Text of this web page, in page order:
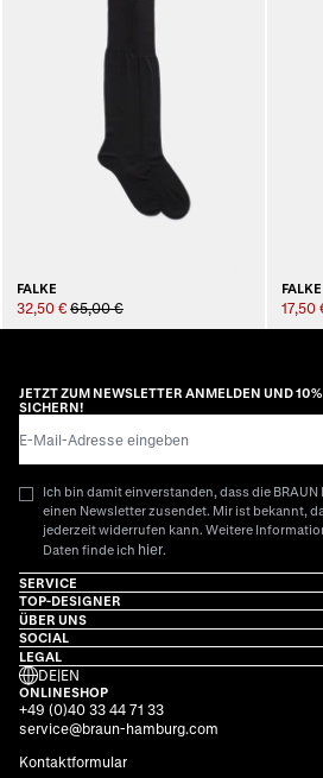
FALKE
32,50 € 65,00 €
FALKE
17,50
JETZT ZUM NEWSLETTER ANMELDEN UND
SICHERN!
Ich bin damit einverstanden, dass die BRAUN
einen Newsletter zusendet. Mir ist bekannt,
jederzeit widerrufen kann. Weitere
Daten finde ich hier.
SERVICE
TOP-DESIGNER
ÜBER UNS
SOCIAL
LEGAL
DE|EN
ONLINESHOP
+49 (0)40 33 44 71 33
service@braun-hamburg.com
Kontaktformular